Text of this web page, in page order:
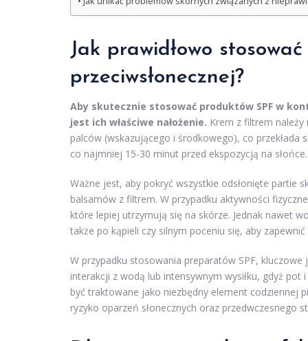
Jak prawidłowo
przeciwsłonecznej?
Aby skutecznie stosować produktów SPF w
jest ich właściwe nałożenie. Krem z filtrem należy
palców (wskazującego i środkowego), co
co najmniej 15-30 minut przed ekspozycją na słońce.
Ważne jest, aby pokryć wszystkie odsłonięte partie
balsamów z filtrem. W przypadku aktywności
które lepiej utrzymują się na skórze. Jednak nawet
także po kąpieli czy silnym poceniu się, aby
W przypadku stosowania preparatów SPF,
interakcji z wodą lub intensywnym wysiłku, gdyż pot
być traktowane jako niezbędny element codziennej
ryzyko oparzeń słonecznych oraz przedwczesnego